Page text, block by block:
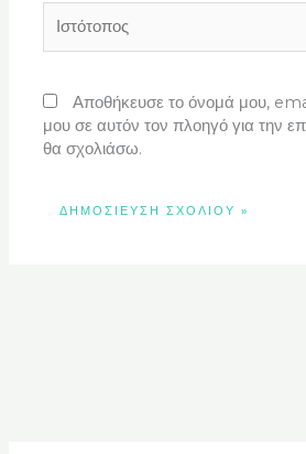
Αποθήκευσε το όνομά μου,
μου σε αυτόν τον πλοηγό για την
θα σχολιάσω.